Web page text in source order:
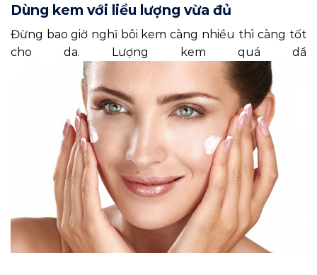
Dùng kem với liều lượng vừa đủ
Đừng bao giờ nghĩ bôi kem càng nhiều thì càng tốt
cho da. Lượng kem quá dầ